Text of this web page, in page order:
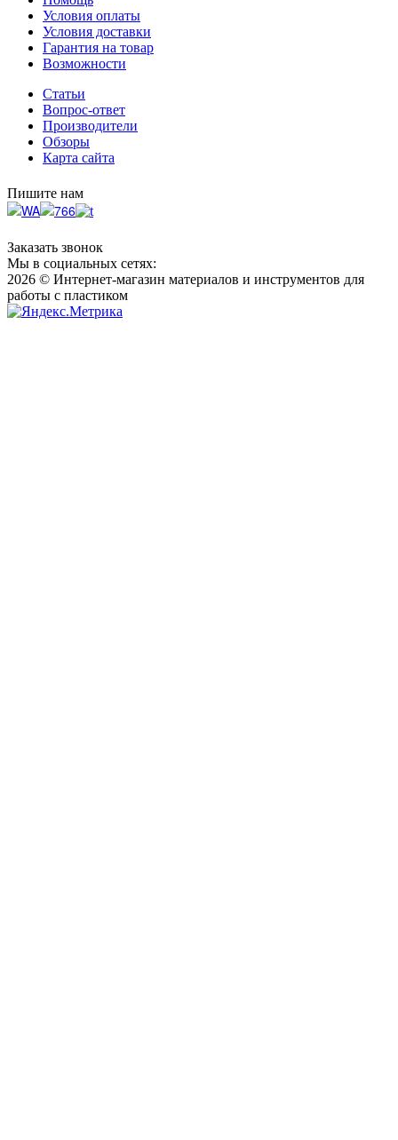
Условия оплаты
Условия доставки
Гарантия на товар
Возможности
Статьи
Вопрос-ответ
Производители
Обзоры
Карта сайта
Пишите нам
Заказать звонок
Мы в социальных сетях:
2026 © Интернет-магазин материалов и инструментов для
работы с пластиком